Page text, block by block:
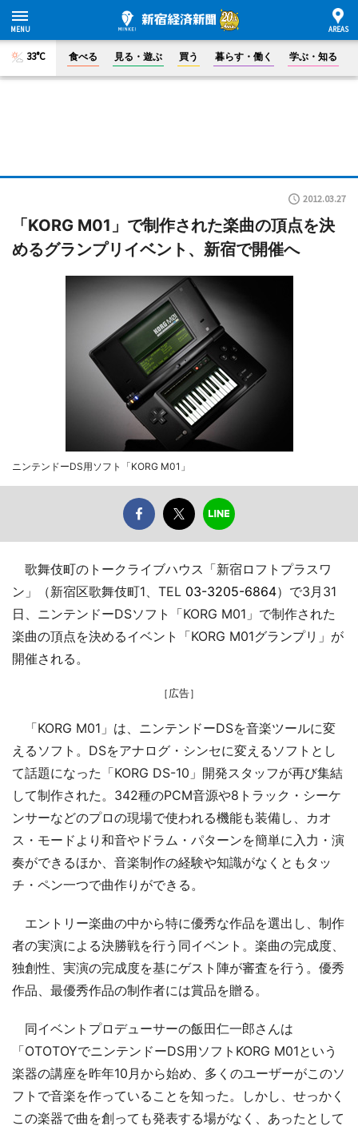
33°C 食べる 見る・遊ぶ 買う 暮らす・働く 学ぶ・知る
2012.03.27
「KORG M01」で制作された楽曲の頂点を決
めるグランプリイベント、新宿で開催へ
ニンテンドーDS用ソフト「KORG M01」
歌舞伎町のトークライブハウス「新宿ロフトプラスワ
ン」（新宿区歌舞伎町1、TEL 03-3205-6864）で3月31
日、ニンテンドーDSソフト「KORG M01」で制作された
楽曲の頂点を決めるイベント「KORG M01グランプリ」が
開催される。
［広告］
「KORG M01」は、ニンテンドーDSを音楽ツールに変
えるソフト。DSをアナログ・シンセに変えるソフトとし
て話題になった「KORG DS-10」開発スタッフが再び集結
して制作された。342種のPCM音源や8トラック・シーケ
ンサーなどのプロの現場で使われる機能も装備し、カオ
ス・モードより和音やドラム・パターンを簡単に入力・演
奏ができるほか、音楽制作の経験や知識がなくともタッ
チ・ペン一つで曲作りができる。
エントリー楽曲の中から特に優秀な作品を選出し、制作
者の実演による決勝戦を行う同イベント。楽曲の完成度、
独創性、実演の完成度を基にゲスト陣が審査を行う。優秀
作品、最優秀作品の制作者には賞品を贈る。
同イベントプロデューサーの飯田仁一郎さんは
「OTOTOYでニンテンドーDS用ソフトKORG M01という
楽器の講座を昨年10月から始め、多くのユーザーがこのソ
フトで音楽を作っていることを知った。しかし、せっかく
この楽器で曲を創っても発表する場がなく、あったとして